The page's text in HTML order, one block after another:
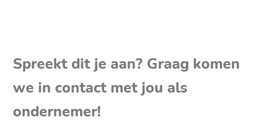
Spreekt dit je aan? Graag komen
we in contact met jou als
ondernemer!